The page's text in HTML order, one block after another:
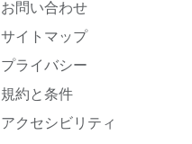
お問い合わせ
サイトマップ
プライバシー
規約と条件
アクセシビリティ